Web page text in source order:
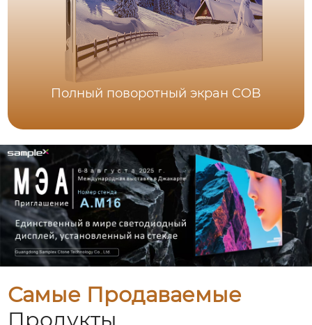
Полный поворотный экран COB
Самые Продаваемые
Продукты